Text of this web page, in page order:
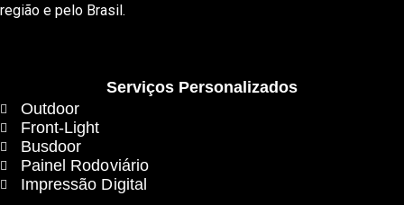
região e pelo Brasil.
Serviços Personalizados
Outdoor
Front-Light
Busdoor
Painel Rodoviário
Impressão Digital